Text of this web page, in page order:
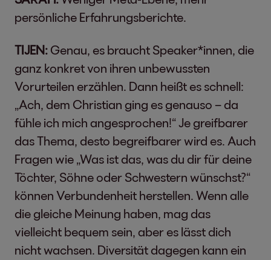
persönliche Erfahrungsberichte.
TIJEN: Genau, es braucht Speaker*innen, die
ganz konkret von ihren unbewussten
Vorurteilen erzählen. Dann heißt es schnell:
„Ach, dem Christian ging es genauso – da
fühle ich mich angesprochen!“ Je greifbarer
das Thema, desto begreifbarer wird es. Auch
Fragen wie „Was ist das, was du dir für deine
Töchter, Söhne oder Schwestern wünschst?“
können Verbundenheit herstellen. Wenn alle
die gleiche Meinung haben, mag das
vielleicht bequem sein, aber es lässt dich
nicht wachsen. Diversität dagegen kann ein